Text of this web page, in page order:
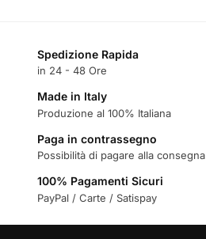
Spedizione Rapida
in 24 - 48 Ore
Made in Italy
Produzione al 100% Italiana
Paga in contrassegno
Possibilità di pagare alla consegna
100% Pagamenti Sicuri
PayPal / Carte / Satispay